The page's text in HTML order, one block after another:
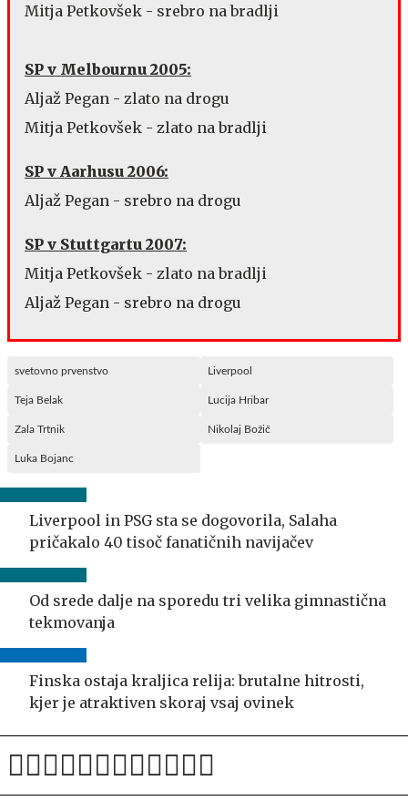
Mitja Petkovšek - srebro na bradlji
SP v Melbournu 2005:
Aljaž Pegan - zlato na drogu
Mitja Petkovšek - zlato na bradlji
SP v Aarhusu 2006:
Aljaž Pegan - srebro na drogu
SP v Stuttgartu 2007:
Mitja Petkovšek - zlato na bradlji
Aljaž Pegan - srebro na drogu
svetovno prvenstvo Liverpool
Teja Belak Lucija Hribar
Zala Trtnik Nikolaj Božič
Luka Bojanc
Liverpool in PSG sta se dogovorila, Salaha
pričakalo 40 tisoč fanatičnih navijačev
Od srede dalje na sporedu tri velika gimnastična
tekmovanja
Finska ostaja kraljica relija: brutalne hitrosti,
kjer je atraktiven skoraj vsaj ovinek